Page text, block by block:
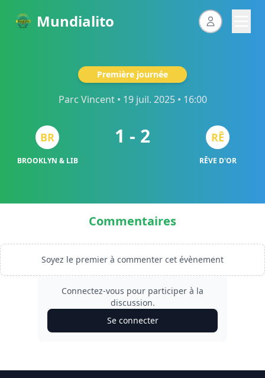
Mundialito
Première journée
Parc Vincent • 19 juil. 2025 • 16:00
BR
BROOKLYN & LIB
1 - 2 RÊ
RÊVE D'OR
Commentaires
Soyez le premier à commenter cet évènement
Connectez-vous pour participer à la
discussion.
Se connecter